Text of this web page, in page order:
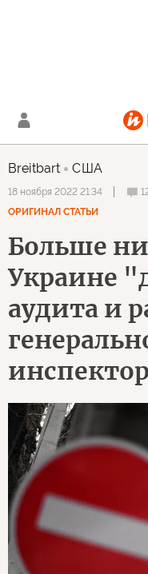
Breitbart США
18 ноября 2022 21:34
ОРИГИНАЛ СТАТЬИ
Больше
Украине
аудита и